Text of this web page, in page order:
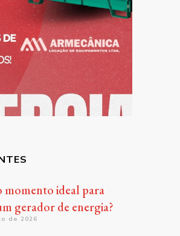
momento ideal para
gerador de energia?
de 2026